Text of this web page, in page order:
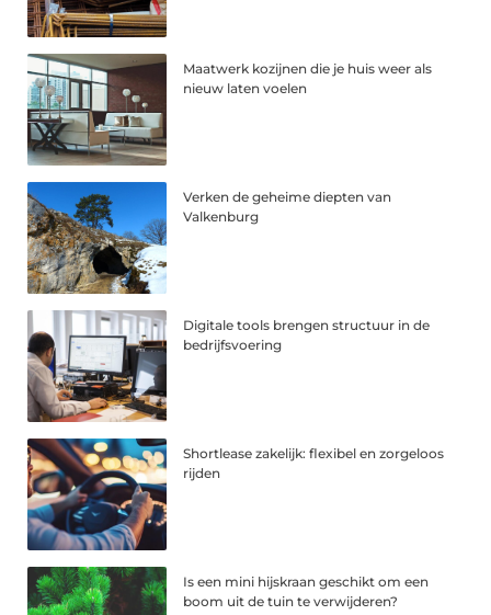
Maatwerk kozijnen die je huis weer als
nieuw laten voelen
Verken de geheime diepten van
Valkenburg
Digitale tools brengen structuur in de
bedrijfsvoering
Shortlease zakelijk: flexibel en zorgeloos
rijden
Is een mini hijskraan geschikt om een
boom uit de tuin te verwijderen?